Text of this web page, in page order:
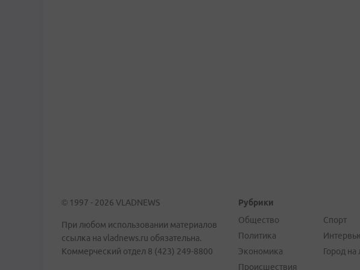
© 1997 - 2026 VLADNEWS
При любом использовании материалов
ссылка на vladnews.ru обязательна.
Коммерческий отдел 8 (423) 249-8800
Рубрики
Общество
Политика
Экономика
Происшествия
Спорт
Город на